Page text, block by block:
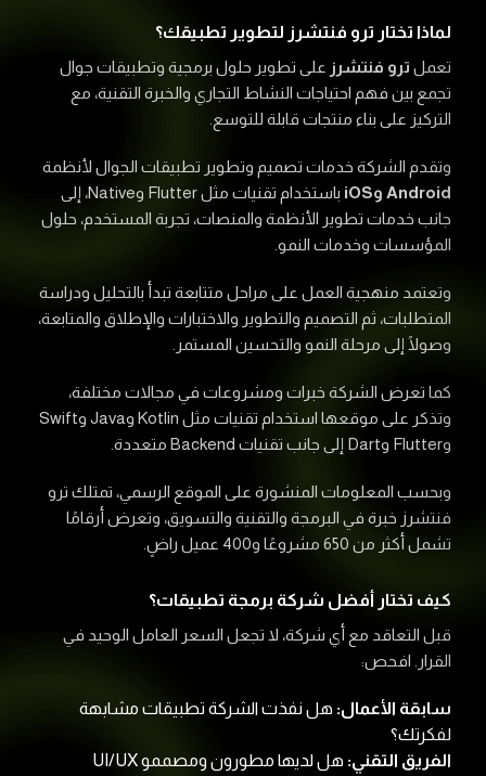
لماذا تختار ترو فنتشرز لتطوير تطبيقك؟
تعمل ترو فنتشرز على تطوير حلول برمجية وتطبيقات جوال
تجمع بين فهم احتياجات النشاط التجاري والخبرة التقنية، مع
التركيز على بناء منتجات قابلة للتوسع.
وتقدم الشركة خدمات تصميم وتطوير تطبيقات الجوال لأنظمة
Android وiOS
باستخدام تقنيات مثل Flutter وNative، إلى
جانب خدمات تطوير الأنظمة والمنصات، تجربة المستخدم، حلول
المؤسسات وخدمات النمو.
وتعتمد منهجية العمل على مراحل متتابعة تبدأ بالتحليل ودراسة
المتطلبات، ثم التصميم والتطوير والاختبارات والإطلاق والمتابعة،
وصولًا إلى مرحلة النمو والتحسين المستمر.
كما تعرض الشركة خبرات ومشروعات في مجالات مختلفة،
وتذكر على موقعها استخدام تقنيات مثل Kotlin وJava وSwift
وFlutter وDart إلى جانب تقنيات Backend متعددة.
وبحسب المعلومات المنشورة على الموقع الرسمي، تمتلك ترو
فنتشرز خبرة في البرمجة والتقنية والتسويق، وتعرض أرقامًا
تشمل أكثر من 650 مشروعًا و400 عميل راضٍ.
كيف تختار أفضل شركة برمجة تطبيقات؟
قبل التعاقد مع أي شركة، لا تجعل السعر العامل الوحيد في
القرار. افحص:
سابقة الأعمال: هل نفذت الشركة تطبيقات مشابهة
لفكرتك؟
الفريق التقني:
هل لديها مطورون ومصممو UI/UX